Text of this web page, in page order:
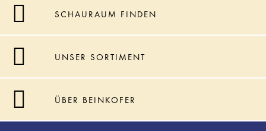
SCHAURAUM FINDEN
UNSER SORTIMENT
ÜBER BEINKOFER